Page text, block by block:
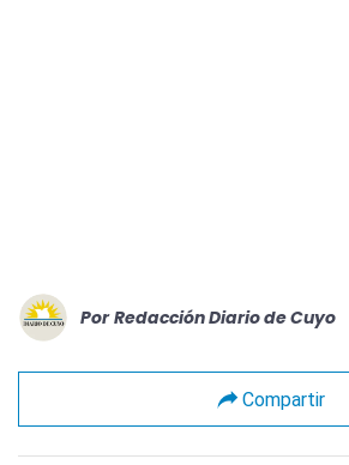
Por Redacción Diario de Cuyo
Compartir